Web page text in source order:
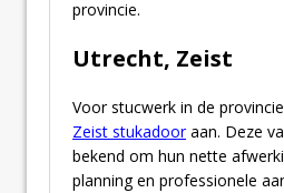
provincie.
Utrecht, Zeist
Voor stucwerk in de
Zeist stukadooraan. Deze
bekend om hun nette
planning en professionele